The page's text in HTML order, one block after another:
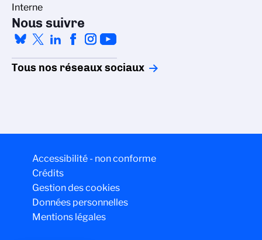
Interne
Nous suivre
Tous nos réseaux sociaux
Accessibilité - non conforme
Crédits
Gestion des cookies
Données personnelles
Mentions légales